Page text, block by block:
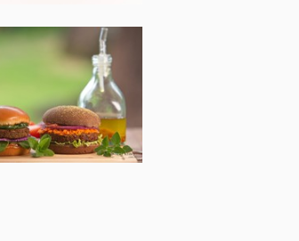
VEGGY DELI